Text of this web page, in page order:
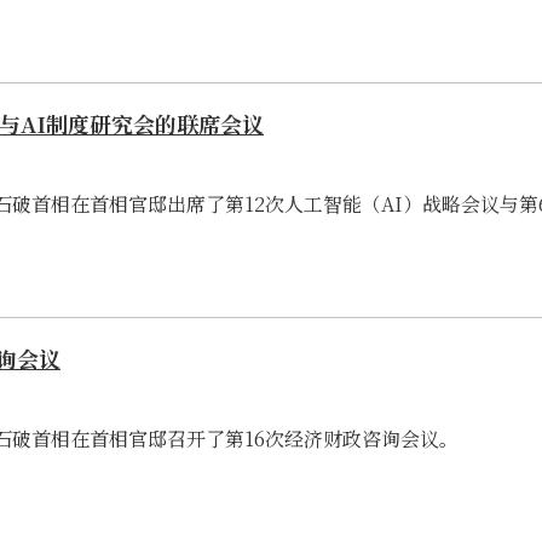
AI制度研究会的联席会议
破首相在首相官邸出席了第12次人工智能（AI）战略会议与
会议
首相在首相官邸召开了第16次经济财政咨询会议。